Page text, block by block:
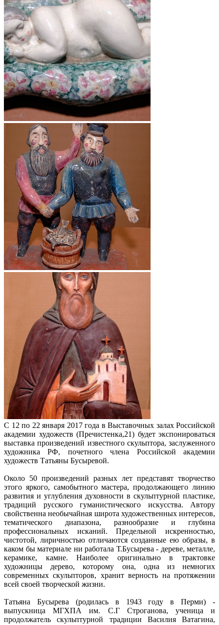
С 12 по 22 января 2017 года в Выставочных залах Российской
академии художеств (Пречистенка,21) будет экспонироваться
выставка произведений известного скульптора, заслуженного
художника РФ, почетного члена Российской академии
художеств Татьяны Бусыревой.
Около 50 произведений разных лет представят творчество
этого яркого, самобытного мастера, продолжающего линию
развития и углубления духовности в скульптурной пластике,
традиций русского гуманистического искусства. Автору
свойственна необычайная широта художественных интересов,
тематического диапазона, разнообразие и глубина
профессиональных исканий. Предельной искренностью,
чистотой, лиричностью отличаются созданные ею образы, в
каком бы материале ни работала Т.Бусырева - дереве, металле,
керамике, камне. Наиболее оригинально в трактовке
художницы дерево, которому она, одна из немногих
современных скульпторов, хранит верность на протяжении
всей своей творческой жизни.
Татьяна Бусырева (родилась в 1943 году в Перми) -
выпускница МГХПА им. С.Г Строганова, ученица и
продолжатель скульптурной традиции Василия Ватагина,